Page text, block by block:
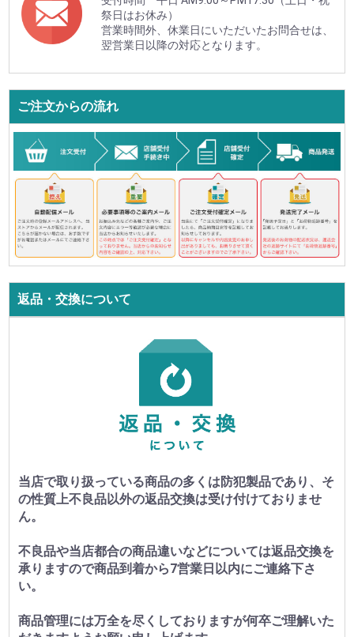
祭日はお休み）
営業時間外、休業日にいただいたお問合せは、
翌営業日以降の対応となります。
ご注文からの流れ
返品・交換について
当店で取り扱っている商品の多くは防犯製品であり、そ
の性質上不良品以外の返品交換は受け付けておりませ
ん。
不良品や当店都合の商品違いなどについては返品交換を
承りますので商品到着から7営業日以内にご連絡下さ
い。
商品管理には万全を尽くしておりますが何卒ご理解いた